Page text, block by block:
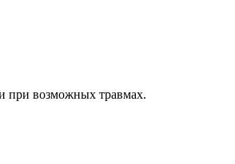
при возможных травмах.